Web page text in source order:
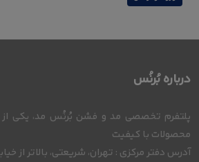
درباره بُرنُس
پلتفرم تخصصی مد و فشن بُرنُس مد، یکی از
محصولات با کیفیت
آدرس دفتر مرکزی : تهران، شریعتی، بالاتر از